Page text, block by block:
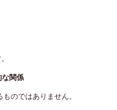
な関係
のではありません。